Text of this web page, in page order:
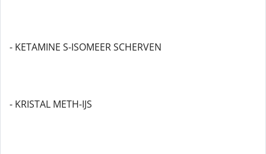
- KETAMINE S-ISOMEER SCHERVEN
- KRISTAL METH-IJS